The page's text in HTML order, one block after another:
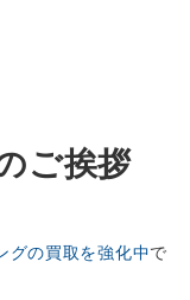
ご挨拶
グの買取を強化中で